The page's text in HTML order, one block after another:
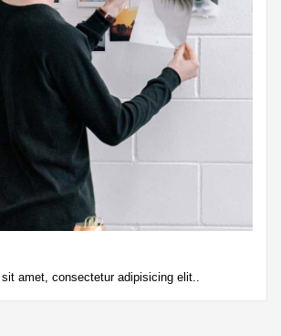
sit amet, consectetur adipisicing elit..